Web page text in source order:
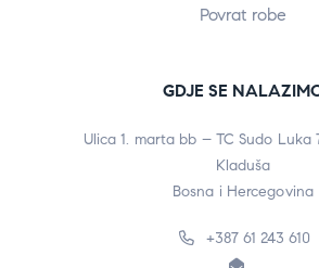
Povrat robe
GDJE SE
Ulica 1. marta bb – TC Sudo Luka
Kladuša
Bosna i Hercegovina
+387 61 243 610